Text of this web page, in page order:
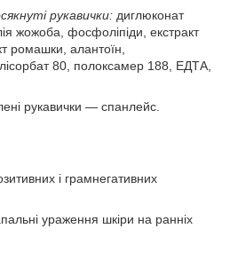
рукавички: диглюконат
жожоба, фосфоліпіди, екстракт
ромашки, алантоїн,
80, полоксамер 188, ЕДТА,
рукавички — спанлейс.
і грамнегативних
ураження шкіри на ранніх